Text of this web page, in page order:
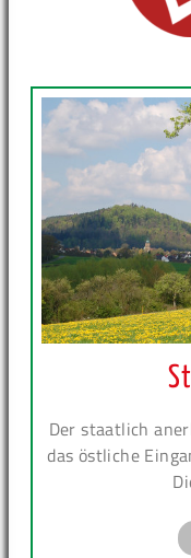
Der staatlich
das östliche